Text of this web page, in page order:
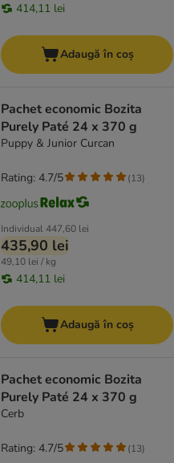
414,11 lei
Adaugă în coș
Pachet economic Bozita
Purely Paté 24 x 370 g
Puppy & Junior Curcan
Individual447,60 lei
435,90 lei
49,10 lei / kg
414,11 lei
Rating: 4.7/5 (13)
Adaugă în coș
Pachet economic Bozita
Purely Paté 24 x 370 g
Cerb
Rating: 4.7/5 (13)